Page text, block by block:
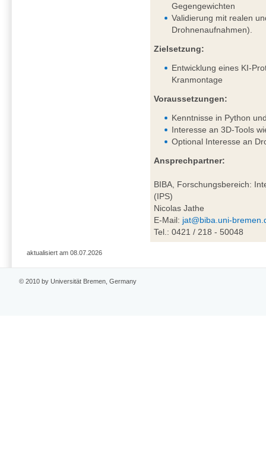
Gegengewichten
Validierung mit realen
Drohnenaufnahmen).
Zielsetzung:
Entwicklung eines KI-
Kranmontage
Voraussetzungen:
Kenntnisse in Python
Interesse an 3D-Tools
Optional Interesse an
Ansprechpartner:
BIBA, Forschungsbereich:
(IPS)
Nicolas Jathe
E-Mail: jat@biba.uni-
Tel.: 0421 / 218 - 50048
aktualisiert am 08.07.2026
© 2010 by Universität Bremen, Germany